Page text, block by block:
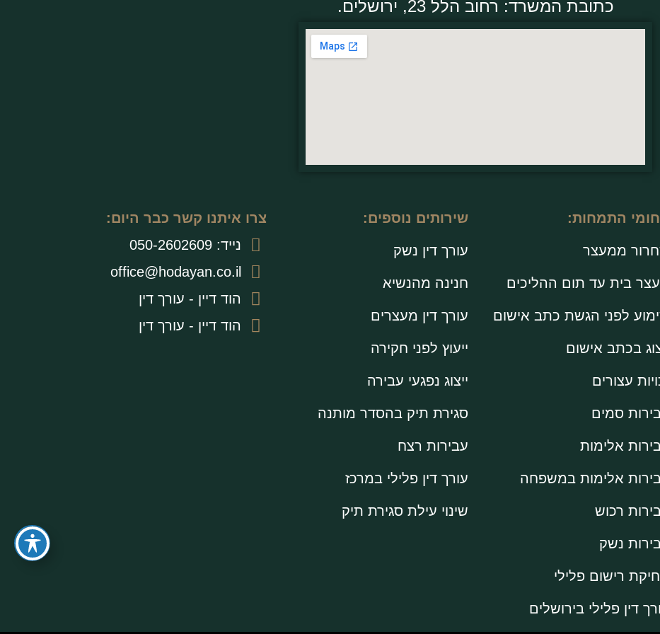
כתובת המשרד: רחוב הלל 23, ירושלים.
התמחות:
ממעצר
בית עד תום ההליכים
לפני הגשת כתב אישום
בכתב אישום
עצורים
סמים
אלימות
אלימות במשפחה
רכוש
נשק
רישום פלילי
דין פלילי בירושלים
שירותים נוספים:
עורך דין נשק
חנינה מהנשיא
עורך דין מעצרים
ייעוץ לפני חקירה
ייצוג נפגעי עבירה
סגירת תיק בהסדר מותנה
עבירות רצח
עורך דין פלילי במרכז
שינוי עילת סגירת תיק
צרו איתנו קשר כבר היום:
נייד: ⁩050-2602609
office@hodayan.co.il
הוד דיין - עורך דין
הוד דיין - עורך דין